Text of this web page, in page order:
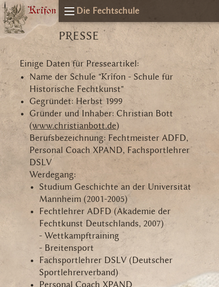
Die Fechtschule
PRESSE
Einige Daten für Presseartikel:
Name der Schule "Krîfon - Schule für
Historische Fechtkunst"
Gegründet: Herbst 1999
Gründer und Inhaber: Christian Bott
(www.christianbott.de)
Berufsbezeichnung: Fechtmeister ADFD,
Personal Coach XPAND, Fachsportlehrer
DSLV
Werdegang:
Studium Geschichte an der Universität
Mannheim (2001-2005)
Fechtlehrer ADFD (Akademie der
Fechtkunst Deutschlands, 2007)
- Wettkampftraining
- Breitensport
Fachsportlehrer DSLV (Deutscher
Sportlehrerverband)
Personal Coach XPAND